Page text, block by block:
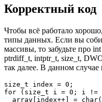
Корректный код
Чтобы всё работало
типы данных. Если вы
массивы, то забудьте про
ptrdiff_t, intptr_t, size_t,
так далее. В данном случае
size_t index = 0;
for (size_t i = 0; i !=
array[index++] =